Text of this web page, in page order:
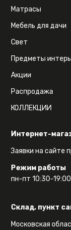
Интернет-
Заявки на сайте
Режим работы
пн-пт 10:30-19:00
Склад, пункт
Московская
Матрасы
Мебель для дачи
Свет
Предметы
Акции
Распродажа
КОЛЛЕКЦИИ